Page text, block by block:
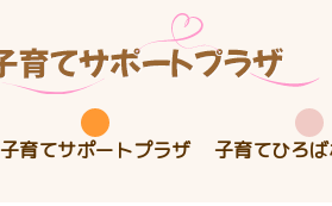
子育てサポートプラザ 子育てひろ